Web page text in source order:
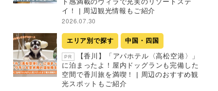
イ！ | 周辺観光情報もご紹介
2026.07.30
エリア別で探す 中国・四国
PR
【香川】「アパホテル〈高松空港〉」
に泊まったよ！屋内ドッグランも完備した
空間で香川旅を満喫！ | 周辺のおすすめ観
光スポットもご紹介